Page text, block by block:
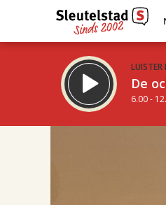
LUISTER
De
6.00 -